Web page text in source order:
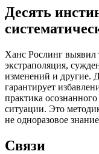
Десять
Ханс Рослинг
экстраполяция,
изменений и другие.
гарантирует
практика
ситуации. Это
не одноразовое
Связи